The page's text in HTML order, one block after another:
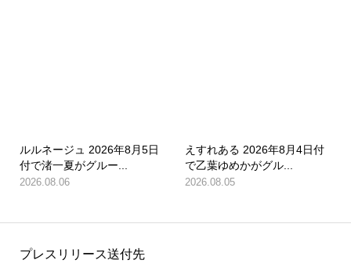
ルルネージュ 2026年8月5日
付で渚一夏がグルー...
2026.08.06
えすれある 2026年8月4日付
で乙葉ゆめかがグル...
2026.08.05
プレスリリース送付先